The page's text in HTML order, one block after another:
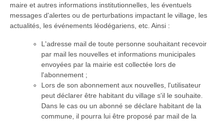
maire et autres informations institutionnelles, les éventuels
messages d'alertes ou de perturbations impactant le village, les
actualités, les événements léodégariens, etc. Ainsi :
L'adresse mail de toute personne souhaitant recevoir
par mail les nouvelles et informations municipales
envoyées par la mairie est collectée lors de
l'abonnement ;
Lors de son abonnement aux nouvelles, l'utilisateur
peut déclarer être habitant du village s'il le souhaite.
Dans le cas ou un abonné se déclare habitant de la
commune, il pourra lui être proposé par mail de la